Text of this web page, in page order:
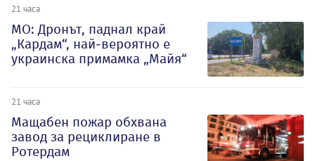
21 часа
МО: Дронът, паднал край
„Кардам“, най-вероятно е
украинска примамка „Майя“
21 часа
Мащабен пожар обхвана
завод за рециклиране в
Ротердам